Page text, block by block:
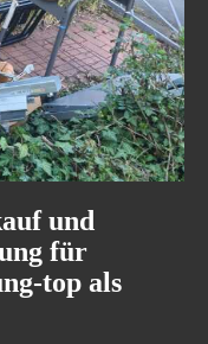
und
für
top als